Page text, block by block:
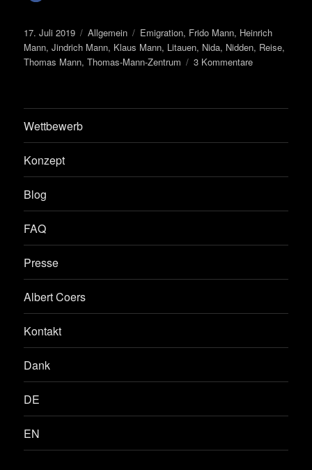
Veröffentlicht
am
17. Juli 2019 Kategorien
Allgemein Schlagwörter
Emigration, Frido Mann, Heinrich
Mann,Jindrich Mann, Klaus Mann, Litauen, Nida, Nidden, Reise,
Thomas Mann,Thomas-Mann-Zentrum 3 Kommentarezu
–
die
Wettbewerb
Konzept
Blog
FAQ
Presse
Albert Coers
Kontakt
Dank
DE
EN